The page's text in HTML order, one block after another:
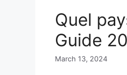
Quel
Guide
March 13, 2024